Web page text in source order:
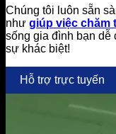
Chúng tôi luôn sẵn
như giúp việc chăm
sống gia đình bạn dễ
sự khác biệt!
Hỗ trợ trực tuyến